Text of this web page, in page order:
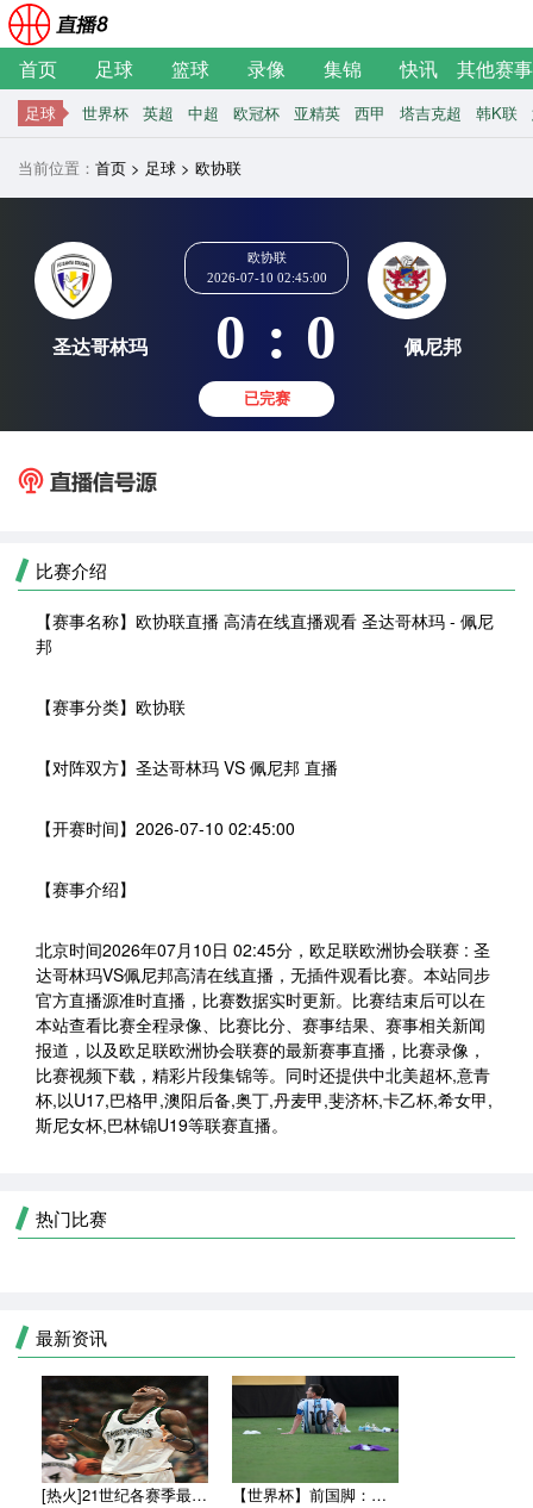
首页 足球 篮球 录像 集锦 快讯 其他赛事
足球 世界杯 英超 中超 欧冠杯 亚精英 西甲 塔吉克超 韩K联
当前位置： 首页 > 足球 > 欧协联
欧协联
2026-07-10 02:45:00
0 : 0
比赛介绍
【赛事名称】 欧协联直播 高清在线直播观看 圣达哥林玛 - 佩尼
邦
【赛事分类】 欧协联
【对阵双方】 圣达哥林玛 VS 佩尼邦 直播
【开赛时间】 2026-07-10 02:45:00
【赛事介绍】
北京时间2026年07月10日 02:45分，欧足联欧洲协会联赛 : 圣
达哥林玛VS佩尼邦高清在线直播，无插件观看比赛。本站同步
官方直播源准时直播，比赛数据实时更新。比赛结束后可以在
本站查看比赛全程录像、比赛比分、赛事结果、赛事相关新闻
报道，以及欧足联欧洲协会联赛的最新赛事直播，比赛录像，
比赛视频下载，精彩片段集锦等。同时还提供中北美超杯,意青
杯,以U17,巴格甲,澳阳后备,奥丁,丹麦甲,斐济杯,卡乙杯,希女甲,
斯尼女杯,巴林锦U19等联赛直播。
热门比赛
最新资讯
[热火]21世纪各赛季最高薪的都有谁？詹姆斯仅上榜一次 近9 【世界杯】前国脚：世界杯决赛比分差距太小，西班牙本应赢得更多